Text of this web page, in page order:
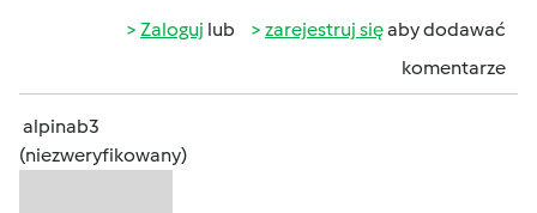
Zaloguj lub zarejestruj sięaby dodawać
komentarze
alpinab3
(niezweryfikowany)